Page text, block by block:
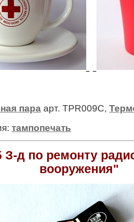
пара арт. TPR009C,
тампопечать
д по ремонту
вооружения"